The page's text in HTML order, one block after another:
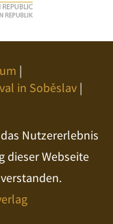
|
in Soběslav |
Nutzererlebnis
dieser Webseite